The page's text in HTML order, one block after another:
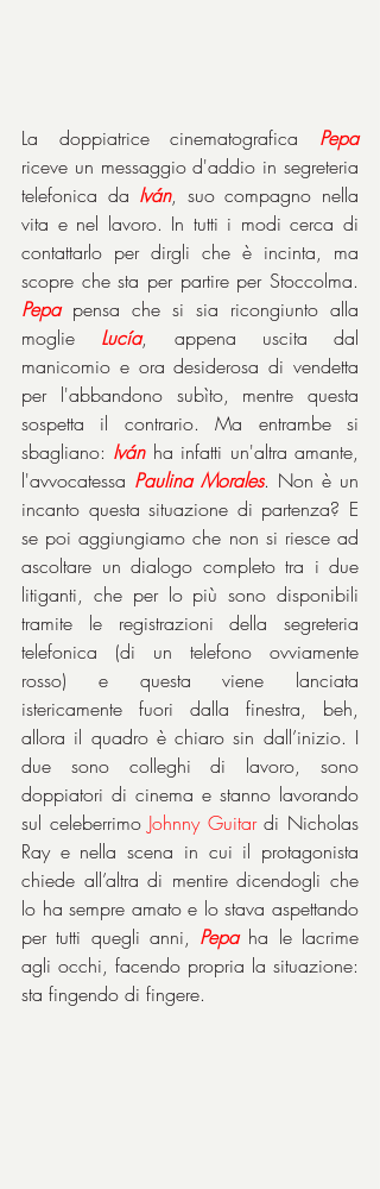
La doppiatrice cinematografica Pepa
riceve un messaggio d'addio in segreteria
telefonica da Iván, suo compagno nella
vita e nel lavoro. In tutti i modi cerca di
contattarlo per dirgli che è incinta, ma
Pepa pensa che si sia ricongiunto alla
moglie Lucía, appena uscita dal
manicomio e ora desiderosa di vendetta
per l'abbandono subìto, mentre questa
sospetta il contrario. Ma entrambe si
sbagliano: Iván ha infatti un'altra amante,
l'avvocatessa Paulina Morales. Non è un
incanto questa situazione di partenza? E
se poi aggiungiamo che non si riesce ad
ascoltare un dialogo completo tra i due
litiganti, che per lo più sono disponibili
tramite le registrazioni della segreteria
telefonica (di un telefono ovviamente
rosso) e questa viene lanciata
istericamente fuori dalla finestra, beh,
allora il quadro è chiaro sin dall’inizio. I
due sono colleghi di lavoro, sono
doppiatori di cinema e stanno lavorando
sul celeberrimo Johnny Guitar di Nicholas
Ray e nella scena in cui il protagonista
chiede all’altra di mentire dicendogli che
lo ha sempre amato e lo stava aspettando
per tutti quegli anni, Pepa ha le lacrime
agli occhi, facendo propria la situazione:
sta fingendo di fingere.